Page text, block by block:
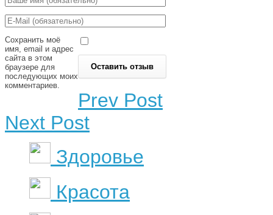
Сохранить моё
имя, email и адрес
сайта в этом
браузере для
последующих моих
комментариев.
Prev Post
Next Post
Здоровье
Красота